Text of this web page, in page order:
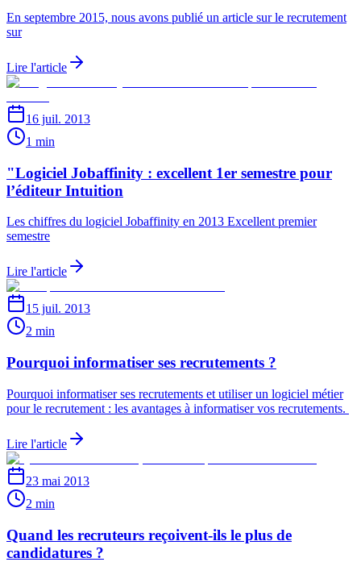
En septembre 2015, nous avons publié un article sur le recrutement
sur
Lire l'article
16 juil. 2013
1 min
"Logiciel Jobaffinity : excellent 1er semestre pour
l’éditeur Intuition
Les chiffres du logiciel Jobaffinity en 2013 Excellent premier
semestre
Lire l'article
15 juil. 2013
2 min
Pourquoi informatiser ses recrutements ?
Pourquoi informatiser ses recrutements et utiliser un logiciel métier
pour le recrutement : les avantages à informatiser vos recrutements.
Lire l'article
23 mai 2013
2 min
Quand les recruteurs reçoivent-ils le plus de
candidatures ?